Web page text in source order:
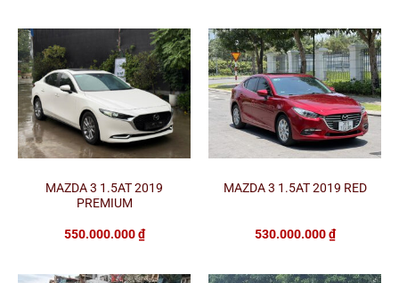
MAZDA 3 1.5AT 2019
PREMIUM
550.000.000₫
MAZDA 3 1.5AT 2019 RED
530.000.000₫